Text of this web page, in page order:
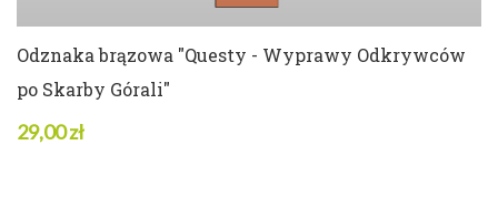
Odznaka brązowa "Questy - Wyprawy Odkrywców
po Skarby Górali"
29,00 zł